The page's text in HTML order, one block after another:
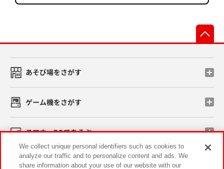
あそび場をさがす
ゲーム機をさがす
スマホ・PCであそぶ
イベント・キャンペーン
We collect unique personal identifiers such as cookies to
analyze our traffic and to personalize content and ads. We
share information about your use of our website with our